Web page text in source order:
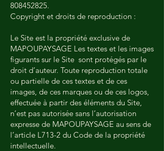
808452825.
Copyright et droits de reproduction :
Le Site est la propriété exclusive de
MAPOUPAYSAGE Les textes et les images
figurants sur le Site sont protégés par le
droit d’auteur. Toute reproduction totale
ou partielle de ces textes et de ces
images, de ces marques ou de ces logos,
effectuée à partir des éléments du Site,
n’est pas autorisée sans l’autorisation
expresse de MAPOUPAYSAGE au sens de
l’article L713-2 du Code de la propriété
intellectuelle.